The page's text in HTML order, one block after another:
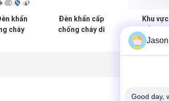
khẩn
cháy
Đèn khẩn cấp
chống cháy di
Khu
cấp
3W có thể
Good day,